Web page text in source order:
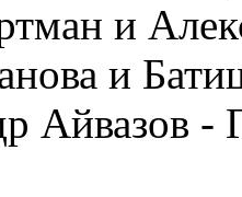
и
и
Айвазов